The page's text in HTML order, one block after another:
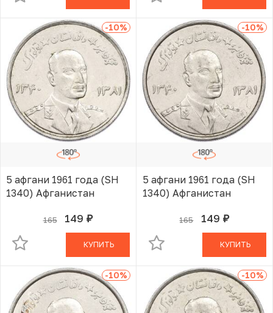
-10%
5 афгани 1961 года (SH
1340) Афганистан
165 149 руб.
В КОРЗИНЕ
КУПИТЬ
-10%
5 афгани 1961 года (SH
1340) Афганистан
165 149 руб.
В КОРЗИНЕ
КУПИТЬ
-10% -10%